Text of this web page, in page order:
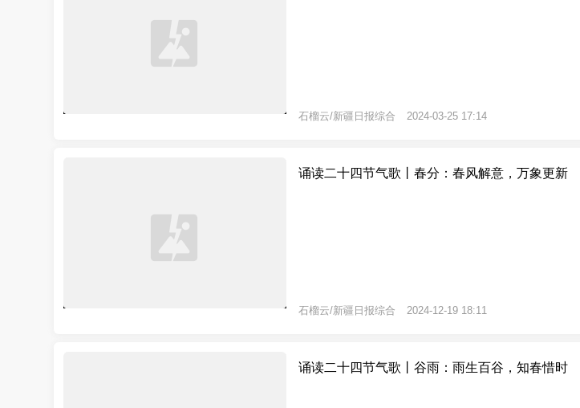
石榴云/新疆日报综合 2024-03-25 17:14
诵读二十四节气歌丨春分：春风解意，万象更新
石榴云/新疆日报综合 2024-12-19 18:11
诵读二十四节气歌丨谷雨：雨生百谷，知春惜时